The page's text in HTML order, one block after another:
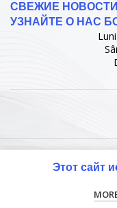
СВЕЖИЕ НОВОСТИ
УЗНАЙТЕ О НАС
Этот сайт